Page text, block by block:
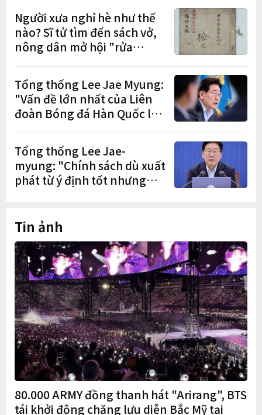
đơn đặt trước
Người xưa nghỉ hè như thế
nào? Sĩ tử tìm đến sách vở,
nông dân mở hội "rửa
Tổng thống Lee Jae Myung:
"Vấn đề lớn nhất của Liên
đoàn Bóng đá Hàn Quốc là
trạng nắm quyền quá lâu"
Tổng thống Lee Jae-
myung: "Chính sách dù xuất
phát từ ý định tốt nhưng
hơn"
Tin ảnh
80.000 ARMY đồng thanh hát "Arirang", BTS
tái khởi động chặng lưu diễn Bắc Mỹ tại